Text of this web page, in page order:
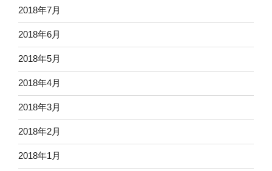
2018年7月
2018年6月
2018年5月
2018年4月
2018年3月
2018年2月
2018年1月